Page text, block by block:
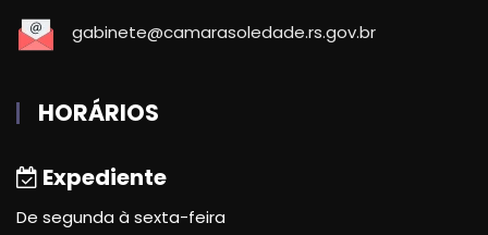
gabinete@camarasoledade.rs.gov.br
HORÁRIOS
Expediente
De segunda à sexta-feira